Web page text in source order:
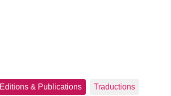
Editions & Publications Traductions